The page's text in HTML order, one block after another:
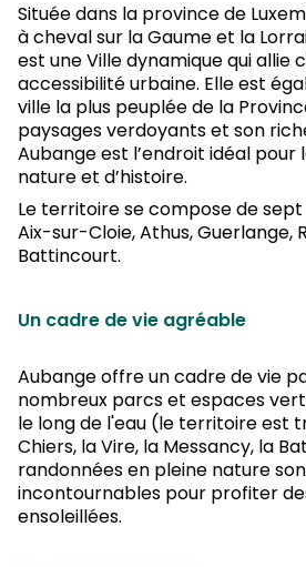
Située dans la province de
à cheval sur la Gaume et la
est une Ville dynamique qui allie
accessibilité urbaine. Elle est
ville la plus peuplée de la
paysages verdoyants et son
Aubange est l’endroit idéal pour
nature et d’histoire.
Le territoire se compose de
Aix-sur-Cloie, Athus, Guerlange,
Battincourt.
Un cadre de vie agréable
Aubange offre un cadre de vie
nombreux parcs et espaces
le long de l'eau (le territoire est
Chiers, la Vire, la Messancy, la
randonnées en pleine nature
incontournables pour profiter
ensoleillées.